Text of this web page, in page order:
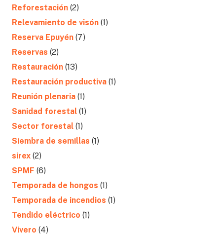
Reforestación (2)
Relevamiento de visón (1)
Reserva Epuyén (7)
Reservas (2)
Restauración (13)
Restauración productiva (1)
Reunión plenaria (1)
Sanidad forestal (1)
Sector forestal (1)
Siembra de semillas (1)
sirex (2)
SPMF (6)
Temporada de hongos (1)
Temporada de incendios (1)
Tendido eléctrico (1)
Vivero (4)